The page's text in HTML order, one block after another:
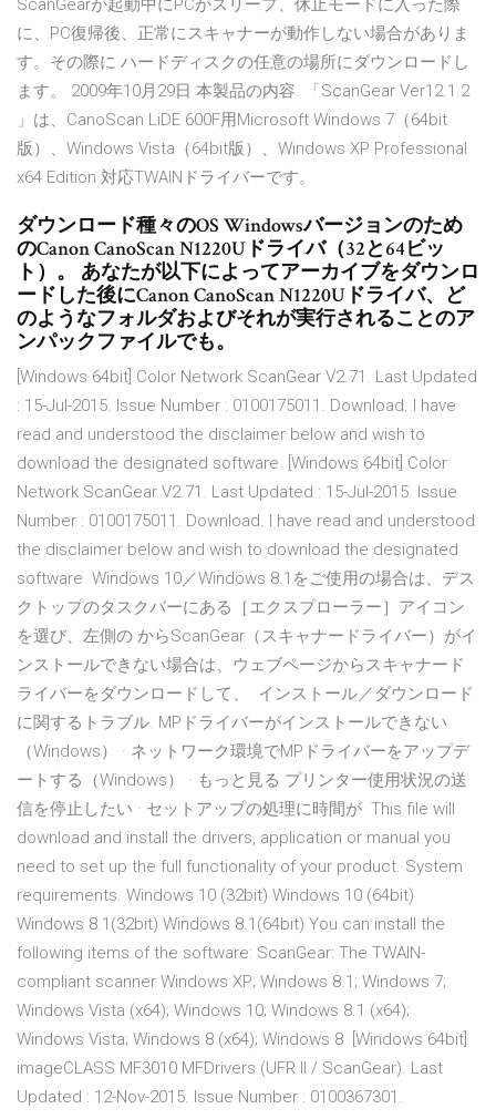
ScanGearが起動中にPCがスリープ、休止モードに入った際
に、PC復帰後、正常にスキャナーが動作しない場合がありま
す。その際に ハードディスクの任意の場所にダウンロードし
ます。 2009年10月29日 本製品の内容. 「ScanGear Ver12.1.2
」は、CanoScan LiDE 600F用Microsoft Windows 7（64bit
版）、Windows Vista（64bit版）、Windows XP Professional
x64 Edition 対応TWAINドライバーです。
ダウンロード種々のOS Windowsバージョンのため
のCanon CanoScan N1220Uドライバ（32と64ビッ
ト）。 あなたが以下によってアーカイブをダウンロ
ードした後にCanon CanoScan N1220Uドライバ、ど
のようなフォルダおよびそれが実行されることのア
ンパックファイルでも。
[Windows 64bit] Color Network ScanGear V2.71. Last Updated
: 15-Jul-2015. Issue Number : 0100175011. Download. I have
read and understood the disclaimer below and wish to
download the designated software [Windows 64bit] Color
Network ScanGear V2.71. Last Updated : 15-Jul-2015. Issue
Number : 0100175011. Download. I have read and understood
the disclaimer below and wish to download the designated
software Windows 10／Windows 8.1をご使用の場合は、デス
クトップのタスクバーにある［エクスプローラー］アイコン
を選び、左側の からScanGear（スキャナードライバー）がイ
ンストールできない場合は、ウェブページからスキャナード
ライバーをダウンロードして、 インストール／ダウンロード
に関するトラブル. MPドライバーがインストールできない
（Windows） · ネットワーク環境でMPドライバーをアップデ
ートする（Windows） · もっと見る プリンター使用状況の送
信を停止したい · セットアップの処理に時間が This file will
download and install the drivers, application or manual you
need to set up the full functionality of your product. System
requirements. Windows 10 (32bit) Windows 10 (64bit)
Windows 8.1(32bit) Windows 8.1(64bit) You can install the
following items of the software: ScanGear: The TWAIN-
compliant scanner Windows XP; Windows 8.1; Windows 7;
Windows Vista (x64); Windows 10; Windows 8.1 (x64);
Windows Vista; Windows 8 (x64); Windows 8 [Windows 64bit]
imageCLASS MF3010 MFDrivers (UFR II / ScanGear). Last
Updated : 12-Nov-2015. Issue Number : 0100367301.